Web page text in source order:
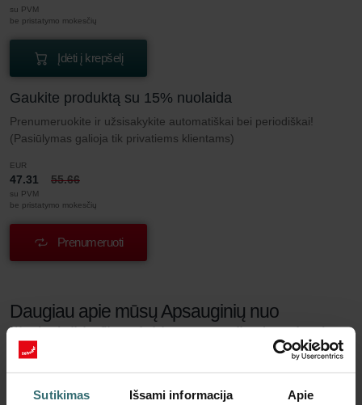
Sutikimas Išsami informacija Apie
su PVM
be pristatymo mokesčių
Įdėti į krepšelį
Gaukite produktą su 15% nuolaida
Prenumeruokite ir užsisakykite automatiškai bei periodiškai!
(Pasiūlymas galioja tik privatiems klientams)
EUR
47.31 55.66
su PVM
be pristatymo mokesčių
Prenumeruoti
Daugiau apie mūsų Apsauginių nuo
žiedadulkių filtrų rinkinys – „Salla" | „Zehnder
Original"
Ar kenčiate nuo kvėpavimo takų alergijos? Nesvarbu, ar ji